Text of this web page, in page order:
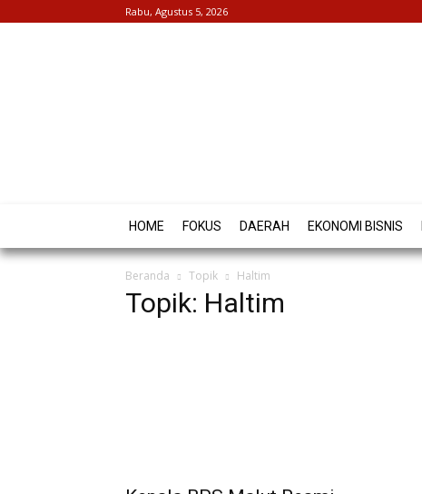
Rabu, Agustus 5, 2026
HOME FOKUS DAERAH EKONOMI BISNIS
Beranda Topik Haltim
Topik: Haltim